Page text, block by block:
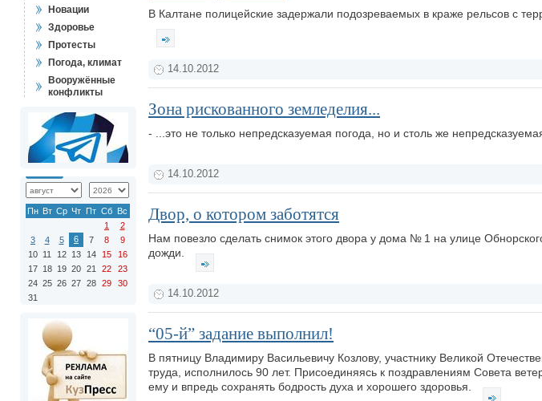
Новации
Здоровье
Протесты
Погода, климат
Вооружённые
конфликты
Пн Вт Ср Чт Пт Сб Вс
1
2
3
4 5 6 7 8
9
10 11 12 13 14 15
16
17 18 19 20 21 22
23
24 25 26 27 28 29
30
31
В Калтане полицейские задержали подозреваемых в краже рельсов с
14.10.2012
Зона рискованного земледелия...
- ...это не только непредсказуемая погода, но и столь же
14.10.2012
Двор, о котором заботятся
Нам повезло сделать снимок этого двора у дома № 1 на улице
дожди.
14.10.2012
“05-й” задание выполнил!
В пятницу Владимиру Васильевичу Козлову, участнику Великой
труда, исполнилось 90 лет. Присоединяясь к поздравлениям Совета
ему и впредь сохранять бодрость духа и хорошего здоровья.